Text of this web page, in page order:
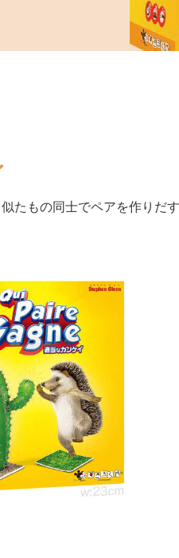
たもの同士でペアを作りだ